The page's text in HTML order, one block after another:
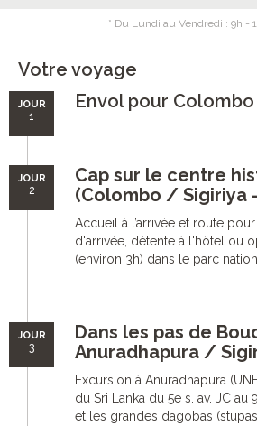
* Du Lundi au Vendredi : 9h -
Votre voyage
JOUR
1
Envol pour Colombo
JOUR
2
Cap sur le centre
(Colombo / Sigiriya
Accueil à l’arrivée et route
d'arrivée, détente à l'hôtel ou
(environ 3h) dans le parc
JOUR
3
Dans les pas de
Anuradhapura /
Excursion à Anuradhapura
du Sri Lanka du 5e s. av. JC
et les grandes dagobas